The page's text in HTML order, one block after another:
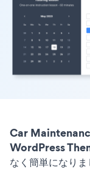
Car
WordPress
なく簡単になりま